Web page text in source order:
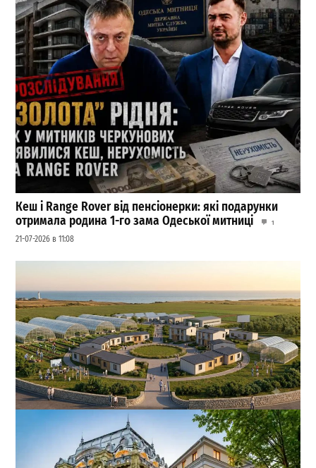
Кеш і Range Rover від пенсіонерки: які подарунки
отримала родина 1-го зама Одеської митниці
1
21-07-2026 в 11:08
На Одещині хочуть створити нове містечко для
переселенців: що там буде
27-07-2026 в 19:31